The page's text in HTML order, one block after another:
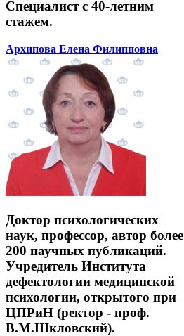
Специалист с 40-летним
стажем.
Архипова Елена Филипповна
Доктор психологических
наук, профессор, автор более
200 научных публикаций.
Учредитель Института
дефектологии медицинской
психологии, открытого при
ЦПРиН (ректор - проф.
В.М.Шкловский).